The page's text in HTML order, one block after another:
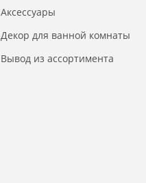
Аксессуары
Декор для ванной комнаты
Вывод из ассортимента